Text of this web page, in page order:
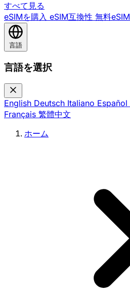
すべて見る
eSIMを購入 eSIM互換性 無料eSIM
言語
言語を選択
English Deutsch Italiano Español
Français 繁體中文
ホーム